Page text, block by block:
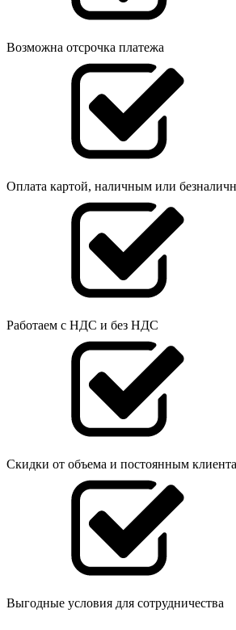
Возможна отсрочка платежа
Оплата картой, наличным или
Работаем с НДС и без НДС
Скидки от объема и постоянным
Выгодные условия для сотрудничества